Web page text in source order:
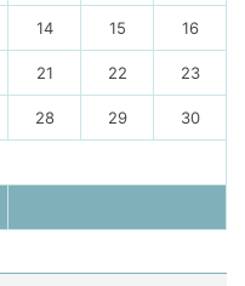
14 15 16
21 22 23
28 29 30